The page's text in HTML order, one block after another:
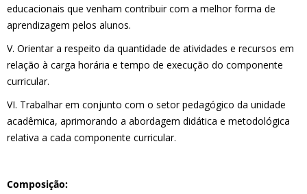
educacionais que venham contribuir com a melhor forma de
aprendizagem pelos alunos.
V. Orientar a respeito da quantidade de atividades e recursos em
relação à carga horária e tempo de execução do componente
curricular.
VI. Trabalhar em conjunto com o setor pedagógico da unidade
acadêmica, aprimorando a abordagem didática e metodológica
relativa a cada componente curricular.
Composição: